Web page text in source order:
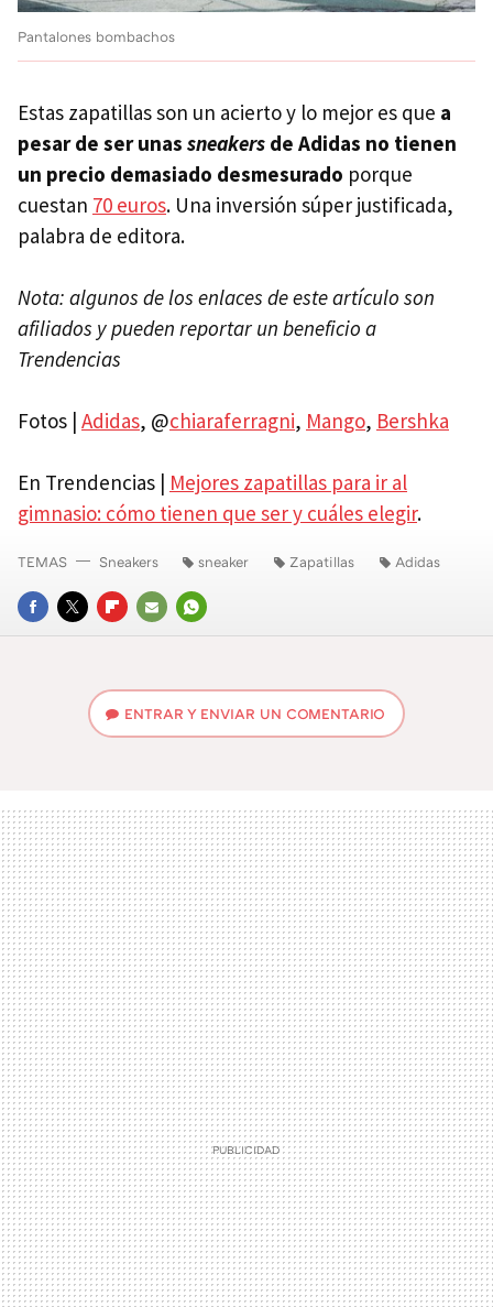
Pantalones bombachos
Estas zapatillas son un acierto y lo mejor es que a
pesar de ser unas sneakers de Adidas no tienen
un precio demasiado desmesurado porque
cuestan 70 euros. Una inversión súper justificada,
palabra de editora.
Nota: algunos de los enlaces de este artículo son
afiliados y pueden reportar un beneficio a
Trendencias
Fotos | Adidas, @chiaraferragni, Mango, Bershka
En Trendencias | Mejores zapatillas para ir al
gimnasio: cómo tienen que ser y cuáles elegir.
FACEBOOK
TWITTERFLIPBOARD
E-
WHATSAPP
TEMAS Sneakers sneaker Zapatillas Adidas
ENTRAR Y ENVIAR UN COMENTARIO